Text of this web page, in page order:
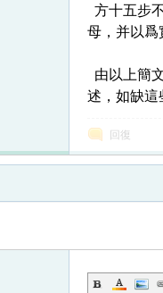
方十五步
母，并以爲
由以上簡
述，如缺這
回復